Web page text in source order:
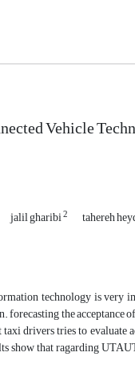
Vehicle
jalil gharibi2 tahereh
technology is very
forecasting the acceptance
taxi drivers tries to
show that ragarding